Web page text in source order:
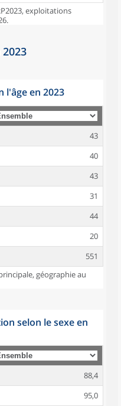
exploitations
l'âge en 2023
43
40
43
31
44
20
551
géographie au
selon le sexe en
88,4
95,0